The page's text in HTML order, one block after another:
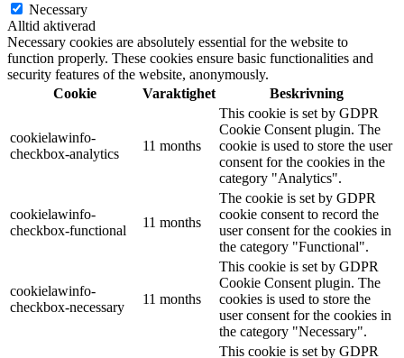
Necessary
Alltid aktiverad
Necessary cookies are absolutely essential for the website to
function properly. These cookies ensure basic functionalities and
security features of the website, anonymously.
Cookie
Varaktighet Beskrivning
cookielawinfo-
checkbox-analytics
11 months
This cookie is set by GDPR
Cookie Consent plugin. The
cookie is used to store the user
consent for the cookies in the
category "Analytics".
cookielawinfo-
checkbox-functional
11 months
The cookie is set by GDPR
cookie consent to record the
user consent for the cookies in
the category "Functional".
cookielawinfo-
checkbox-necessary
11 months
This cookie is set by GDPR
Cookie Consent plugin. The
cookies is used to store the
user consent for the cookies in
the category "Necessary".
This cookie is set by GDPR